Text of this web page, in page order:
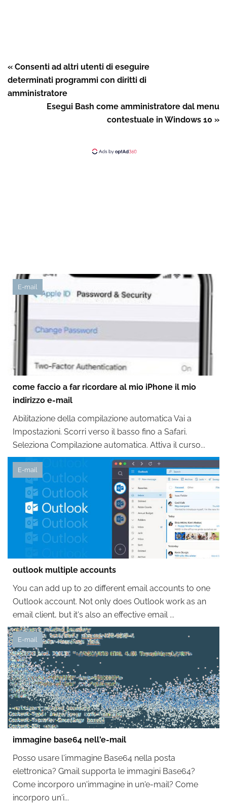
« Consenti ad altri utenti di eseguire
determinati programmi con diritti di
amministratore
Esegui Bash come amministratore dal menu
contestuale in Windows 10 »
E-mail
come faccio a far ricordare al mio iPhone il mio
indirizzo e-mail
Abilitazione della compilazione automatica Vai a
Impostazioni. Scorri verso il basso fino a Safari.
Seleziona Compilazione automatica. Attiva il curso...
E-mail
outlook multiple accounts
You can add up to 20 different email accounts to one
Outlook account. Not only does Outlook work as an
email client, but it's also an effective email ...
E-mail
immagine base64 nell'e-mail
Posso usare l'immagine Base64 nella posta
elettronica? Gmail supporta le immagini Base64?
Come incorporo un'immagine in un'e-mail? Come
incorporo un'i...